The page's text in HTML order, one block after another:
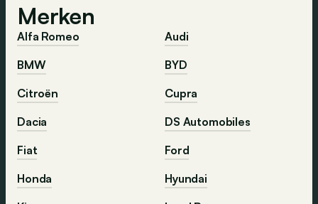
Merken
Alfa Romeo
Audi
BMW
BYD
Citroën
Cupra
Dacia
DS Automobiles
Fiat
Ford
Honda
Hyundai